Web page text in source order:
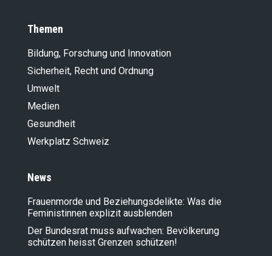
Themen
Bildung, Forschung und Innovation
Sicherheit, Recht und Ordnung
Umwelt
Medien
Gesundheit
Werkplatz Schweiz
News
Frauenmorde und Beziehungsdelikte: Was die
Feministinnen explizit ausblenden
Der Bundesrat muss aufwachen: Bevölkerung
schützen heisst Grenzen schützen!